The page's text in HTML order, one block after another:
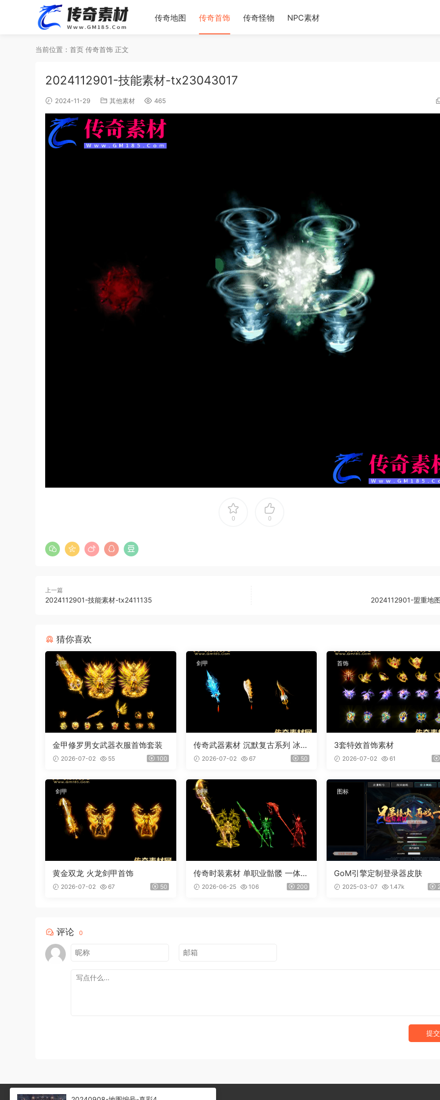
传奇地图 传奇首饰 传奇怪物 NPC素材
当前位置： 首页 传奇首饰 正文
2024112901-技能素材-tx23043017
2024-11-29 其他素材 465
0 0
上一篇
2024112901-技能素材-tx2411135 2024112901-盟重地
猜你喜欢
剑甲
金甲修罗男女武器衣服首饰套装
2026-07-02 55 100
剑甲
传奇武器素材 沉默复古系列 冰魄
屠刀 内外观齐全 PNG素材 3把
2026-07-02 67 50
首饰
3套特效首饰素材
2026-07-02 61
剑甲
黄金双龙 火龙剑甲首饰
2026-07-02 67 50
剑甲
传奇时装素材 单职业骷髅 一体时
装 2026-06-25 106 200
图标
GoM引擎定制登录器皮肤
2025-03-07 1.47k
评论 0
提交